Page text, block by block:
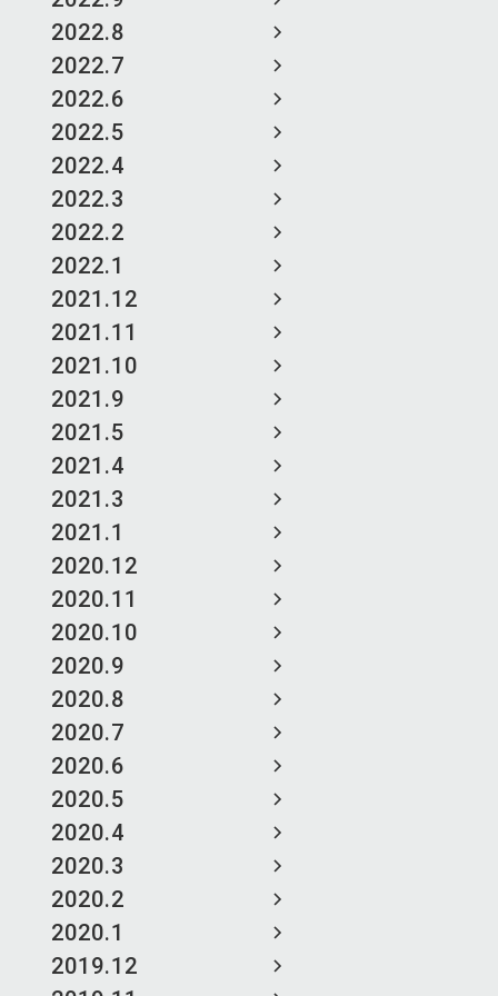
2022.8
2022.7
2022.6
2022.5
2022.4
2022.3
2022.2
2022.1
2021.12
2021.11
2021.10
2021.9
2021.5
2021.4
2021.3
2021.1
2020.12
2020.11
2020.10
2020.9
2020.8
2020.7
2020.6
2020.5
2020.4
2020.3
2020.2
2020.1
2019.12